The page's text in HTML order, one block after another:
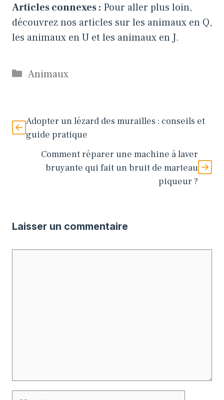
Articles connexes : Pour aller plus loin,
découvrez nos articles sur les animaux en Q,
les animaux en U et les animaux en J.
Catégories
Animaux
Adopter un lézard des murailles : conseils et
guide pratique
Comment réparer une machine à laver
bruyante qui fait un bruit de marteau
piqueur ?
Laisser un commentaire
Nom